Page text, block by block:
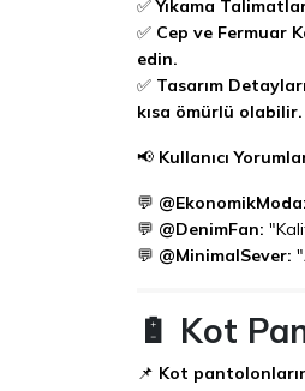
✅Yıkama
✅ Cep ve Fermuar
edin.
✅ Tasarım
kısa ömürlü olabilir.
📢 Kullanıcı
💬 @EkonomikModa:
💬 @DenimFan:
💬 @MinimalSever:
🔋 Kot
📌 Kot